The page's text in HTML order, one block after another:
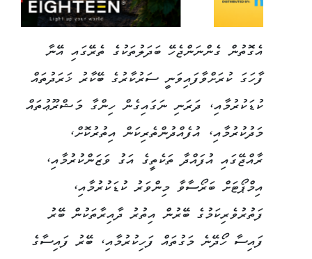
އެގޮތުން ގެންނަންޖެހޭ ބަދަލުތަކުގެ ތެރޭގައި އޭނާ
ފާހަގަ ކުރަށްވާފައިވަނީ ސަރުކާރުގެ ބޭކާރު ޚަރަދުތައް
ކުޑަކުރުމާއި، ދަރަނި ނަގައިގެން ހިންގާ މަޝްރޫޢުތައް
މަދުކުރުމާއި، އުފެއްދުންތެރިކަން އިތުރުކޮށް،
ރާއްޖޭގައި އުފައްދާ ތަކެތީގެ އަގު ވަޒަންކުރުމާއި،
އިމްޕޯޓަށް ބަރޯސާވާ މިންވަރު ކުޑަކުރުމާއި،
ފަތުރުވެރިކަމުގެ ބޭރުން އިތުރު ދާއިރާތަކުން ބޭރު
ފައިސާ ހޯދޭނެ މަގުތައް ފަހިކުރުމާއި، ބޭރު ފައިސާގެ